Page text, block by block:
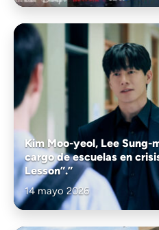
Kim Moo-yeol, Lee Sung-
cargo de escuelas en
Lesson”.”
14 mayo 2026